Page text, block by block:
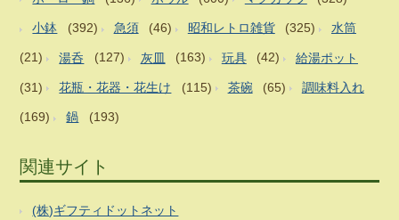
小鉢 (392) 急須 (46) 昭和レトロ雑貨 (325) 水筒
(21) 湯呑 (127) 灰皿 (163) 玩具 (42) 給湯ポット
(31) 花瓶・花器・花生け (115) 茶碗 (65) 調味料入れ
(169) 鍋 (193)
関連サイト
(株)ギフティドットネット